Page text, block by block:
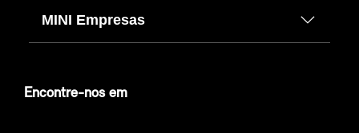
MINI Empresas
Encontre-nos em